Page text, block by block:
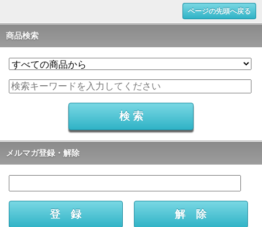
ページの先頭へ戻る
商品検索
メルマガ登録・解除